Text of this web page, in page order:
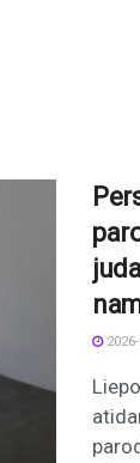
2026-